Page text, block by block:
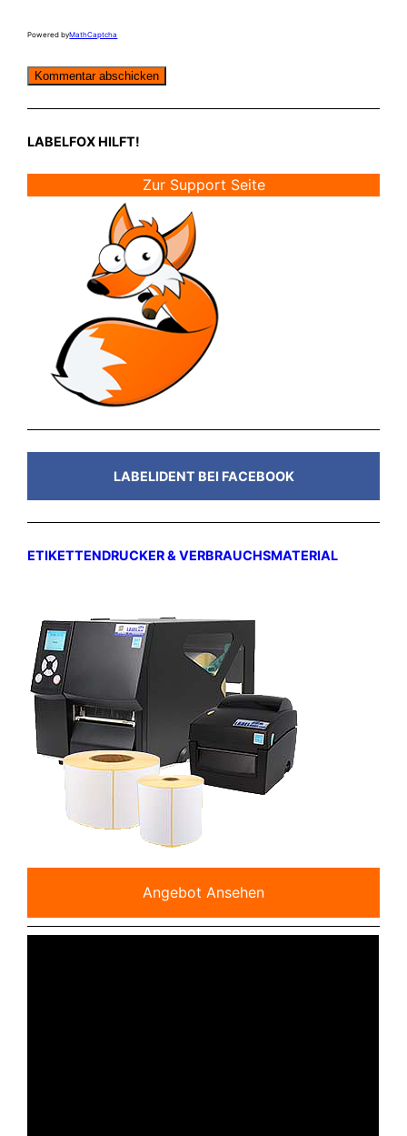
LABELFOX HILFT!
Zur Support Seite
LABELIDENT BEI FACEBOOK
ETIKETTENDRUCKER & VERBRAUCHSMATERIAL
Angebot Ansehen
Powered byMathCaptcha